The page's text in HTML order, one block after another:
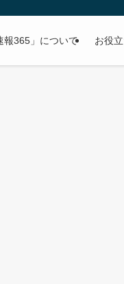
報365」について お役